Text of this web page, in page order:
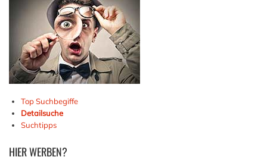
Top Suchbegiffe
Detailsuche
Suchtipps
HIERWERBEN?